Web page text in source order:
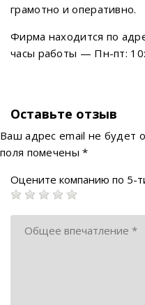
грамотно и оперативно.
Фирма находится по
часы работы — Пн-пт:
Оставьте отзыв
Ваш адрес email не будет
поля помечены*
Оцените компанию по 5-